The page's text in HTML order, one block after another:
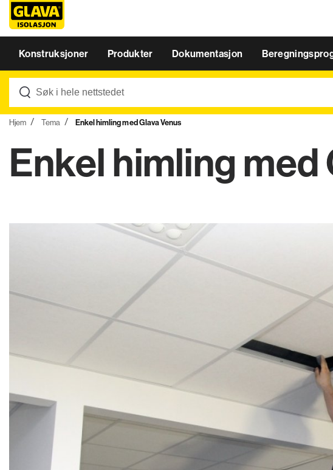
Konstruksjoner Produkter Dokumentasjon
Hjem Tema Enkel himling med Glava Venus
Enkel himling med